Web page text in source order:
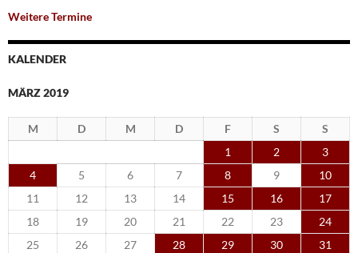
Weitere Termine
KALENDER
MÄRZ 2019
M D M D F S
S
1
2
3
4
5 6 7 8 9
10
11
12 13 14 15 16
17
18
19 20 21 22 23
24
25
26 27 28 29 30
31